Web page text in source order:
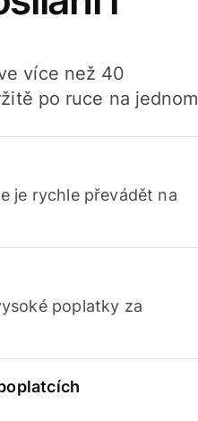
více než 40
po ruce na jednom
je rychle převádět na
poplatky za